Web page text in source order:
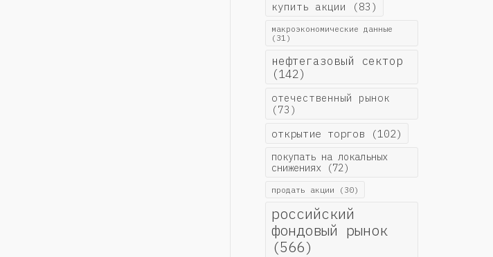
купить акции (83)
макроэкономические данные
(31)
нефтегазовый сектор
(142)
отечественный рынок
(73)
открытие торгов (102)
покупать на локальных
снижениях(72)
продать акции (30)
российский
фондовый рынок
(566)